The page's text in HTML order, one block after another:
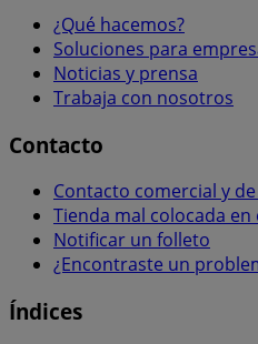
¿Qué hacemos?
Soluciones para
Noticias y prensa
Trabaja con nosotros
Contacto
Contacto comercial y
Tienda mal colocada en
Notificar un folleto
¿Encontraste un
Índices